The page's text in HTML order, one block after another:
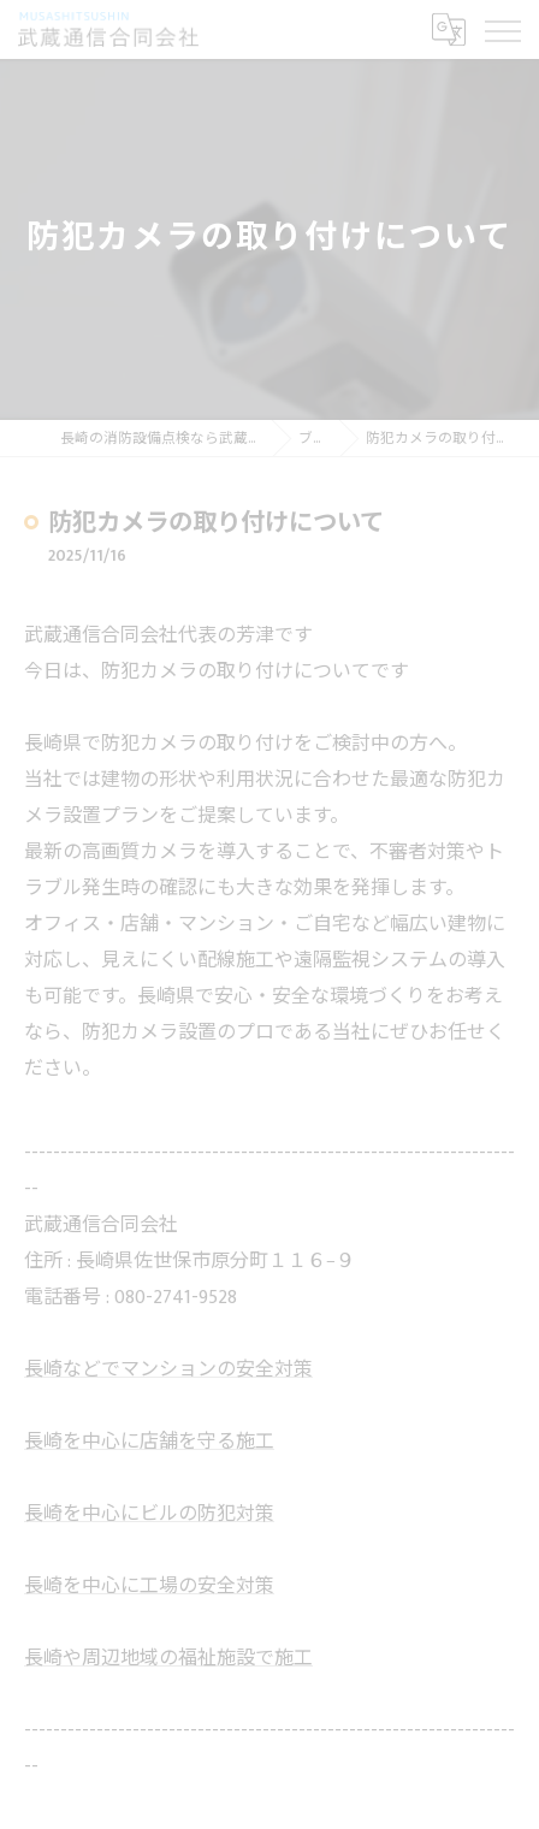
防犯カメラの取り付けについて
長崎の消防設備点検なら武蔵通信合同会社 ブログ 防犯カメラの取り付けについて
防犯カメラの取り付けについて
2025/11/16
武蔵通信合同会社代表の芳津です
今日は、防犯カメラの取り付けについてです
長崎県で防犯カメラの取り付けをご検討中の方へ。
当社では建物の形状や利用状況に合わせた最適な防犯カ
メラ設置プランをご提案しています。
最新の高画質カメラを導入することで、不審者対策やト
ラブル発生時の確認にも大きな効果を発揮します。
オフィス・店舗・マンション・ご自宅など幅広い建物に
対応し、見えにくい配線施工や遠隔監視システムの導入
も可能です。長崎県で安心・安全な環境づくりをお考え
なら、防犯カメラ設置のプロである当社にぜひお任せく
ださい。
--------------------------------------------------------------------
--
武蔵通信合同会社
住所 : 長崎県佐世保市原分町１１６−９
電話番号 : 080-2741-9528
長崎などでマンションの安全対策
長崎を中心に店舗を守る施工
長崎を中心にビルの防犯対策
長崎を中心に工場の安全対策
長崎や周辺地域の福祉施設で施工
--------------------------------------------------------------------
--